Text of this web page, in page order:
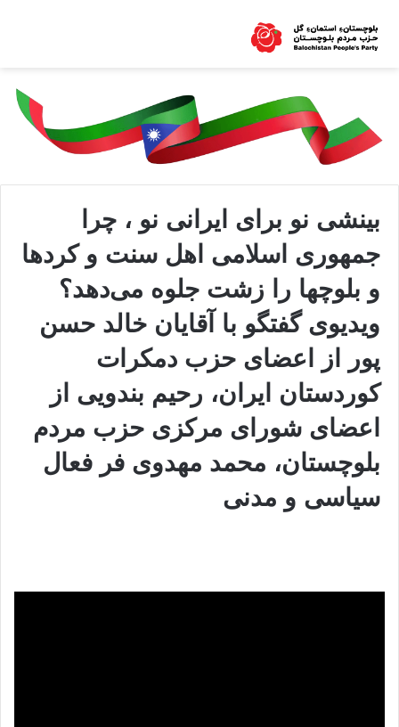
بینشی نو برای ایرانی نو ، چرا
جمهوری اسلامی اهل سنت و کردها
و بلوچها را زشت جلوه می‌دهد؟
ویدیوی گفتگو با آقایان خالد حسن
پور از اعضای حزب دمکرات
کوردستان ایران، رحیم بندویی از
اعضای شورای مرکزی حزب مردم
بلوچستان، محمد مهدوی فر فعال
سیاسی و مدنی